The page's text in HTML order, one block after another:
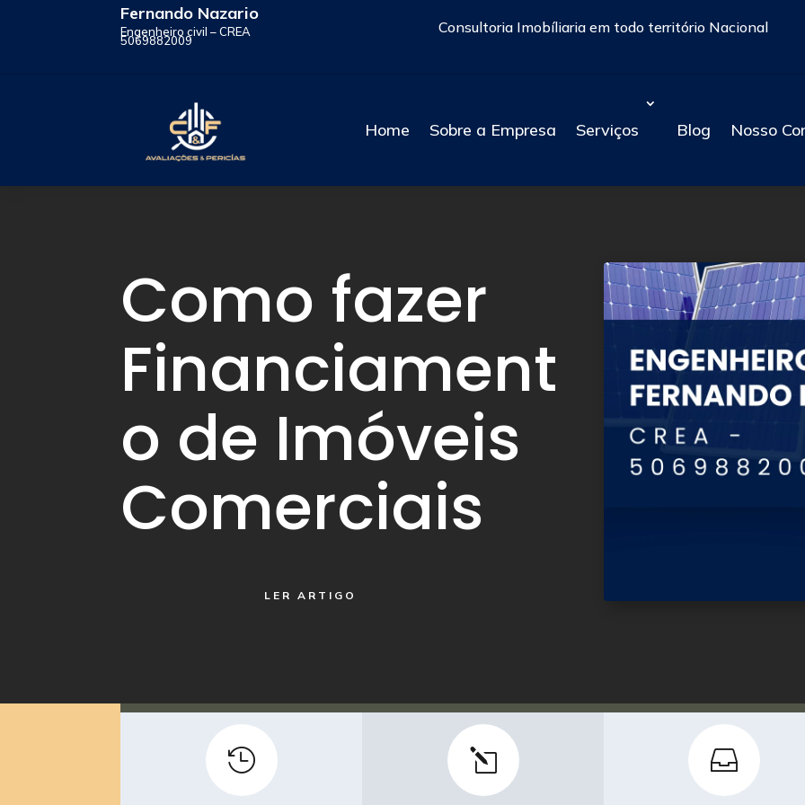
Fernando Nazario
Engenheiro civil – CREA
5069882009
Consultoria Imobíliaria em todo território Nacional
Home Sobre a Empresa Serviços Blog Nosso
Como fazer
Financiament
o de Imóveis
Comerciais
LER ARTIGO
 l 